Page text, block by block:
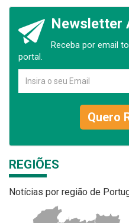
Newsletter
Receba por email
portal.
Quero
REGIÕES
Notícias por região de